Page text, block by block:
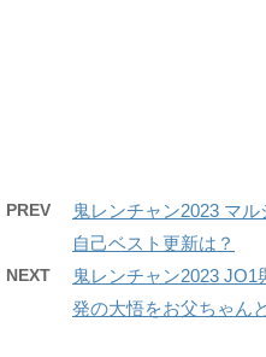
PREV
鬼レンチャン2023 マ
自己ベスト更新は？
NEXT
鬼レンチャン2023
発の大悟をお父ちゃん